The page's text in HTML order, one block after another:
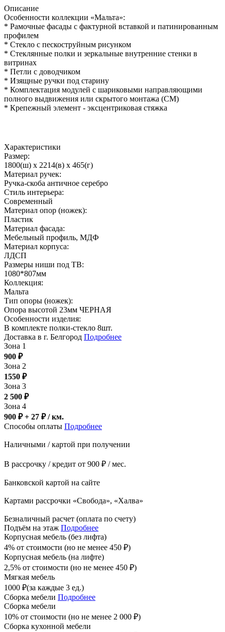
Описание
Особенности коллекции «Мальта»:
* Рамочные фасады с фактурной вставкой и патинированным
профилем
* Стекло с пескоструйным рисунком
* Стеклянные полки и зеркальные внутренние стенки в
витринах
* Петли с доводчиком
* Изящные ручки под старину
* Комплектация модулей с шариковыми направляющими
полного выдвижения или скрытого монтажа (СМ)
* Крепежный элемент - эксцентриковая стяжка
Характеристики
Размер:
1800(ш) x 2214(в) x 465(г)
Материал ручек:
Ручка-скоба античное серебро
Стиль интерьера:
Современный
Материал опор (ножек):
Пластик
Материал фасада:
Мебельный профиль, МДФ
Материал корпуса:
ЛДСП
Размеры ниши под ТВ:
1080*807мм
Коллекция:
Мальта
Тип опоры (ножек):
Опора высотой 23мм ЧЕРНАЯ
Особенности изделия:
В комплекте полки-стекло 8шт.
Доставка в г. Белгород Подробнее
Зона 1
900 ₽
Зона 2
1550 ₽
Зона 3
2 500 ₽
Зона 4
900 ₽ + 27 ₽/ км.
Способы оплаты Подробнее
Наличными / картой при получении
В рассрочку / кредит от 900 ₽ / мес.
Банковской картой на сайте
Картами рассрочки «Свобода», «Халва»
Безналичный расчет (оплата по счету)
Подъём на этаж Подробнее
Корпусная мебель (без лифта)
4% от стоимости (но не менее 450 ₽)
Корпусная мебель (на лифте)
2,5% от стоимости (но не менее 450 ₽)
Мягкая мебель
1000 ₽(за каждые 3 ед.)
Сборка мебели Подробнее
Сборка мебели
10% от стоимости (но не менее 2 000 ₽)
Сборка кухонной мебели